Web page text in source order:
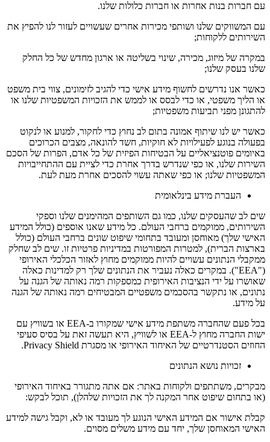
עם חברות בנות אחרות או חברות כלולות שלנו.
עם המשווקים שלנו ושותפי מכירות אחרים שעשויים לעזור לנו להפיץ את
השירותים ללקוחות;
במקרה של מיזוג, מכירה, שינוי בשליטה או ארגון מחדש של כל החלק
שלנו בעסק שלנו;
כאשר אנו נדרשים לחשוף מידע אישי כדי להגיב לזימונים, צווי בית משפט
או הליך משפטי, או כדי לבסס או לממש את הזכויות המשפטיות שלנו או
להתגונן מפני תביעות משפטיות;
כאשר יש לנו שיתוף אמונה בתום לב נחוץ כדי לחקור, למנוע או לנקוט
בפעולה בנוגע לפעילויות לא חוקיות, חשד להונאה, מצבים הכרוכים
באיומים פוטנציאליים על הבטיחות הפיזית של כל אדם, הפרות של הסכם
השירות שלנו, או כפי שנדרש בדרך אחרת כדי לציית עם ההתחייבויות
המשפטיות שלנו; או כפי שאתה עשוי להסכים אחרת מעת לעת.
העברת מידע בינלאומית
שים לב שהעסקים שלנו, כמו גם השותפים המהימנים שלנו וספקי
השירותים, ממוקמים ברחבי העולם. כל מידע שאנו אוספים (כולל המידע
האישי שלך) מאוחסן ומעובד בתחומי שיפוט שונים ברחבי העולם (כולל
בארצות הברית), למטרות המפורטות במדיניות פרטיות זו. שים לב שחלק
ממקבלי הנתונים עשויים להיות ממוקמים מחוץ לאזור הכלכלי האירופי
("EEA"). במקרים כאלה נעביר את הנתונים שלך רק למדינות כאלה
שאושרו על ידי הנציבות האירופית כמספקות רמה נאותה של הגנה על
נתונים, או נתקשר בהסכמים משפטיים המבטיחים רמה נאותה של הגנה
על מידע.
בכל פעם שהחברה משתפת מידע אישי שמקורו ב-EEA או בשוויץ עם
ישות החברה מחוץ ל-EEA או לשוויץ, היא תעשה זאת על בסיס סעיפי
החוזים הסטנדרטיים של האיחוד האירופי או מסגרת Privacy Shield.
זכויות נושא הנתונים
מבקרים, משתתפים ולקוחות באתר: אם אתה מתגורר באיחוד האירופי
(או בתחום שיפוט אחר המקנה לך את הזכויות שלהלן), תוכל לבקש:
קבלת אישור אם המידע האישי הנוגע לך מעובד או לא, וקבל גישה למידע
האישי המאוחסן שלך, יחד עם מידע משלים מסוים.